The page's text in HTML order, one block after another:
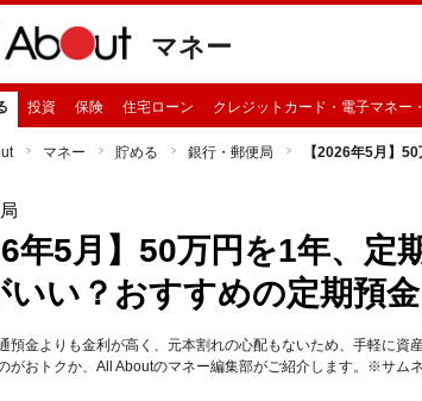
マネー
投資 保険 住宅ローン クレジットカード・電子マネー
マネー 貯める 銀行・郵便局 【2026年5月】
年5月】50万円を1年、
いい？おすすめの定期預金
預金よりも金利が高く、元本割れの心配もないため、手軽に
がおトクか、All Aboutのマネー編集部がご紹介します。※サム